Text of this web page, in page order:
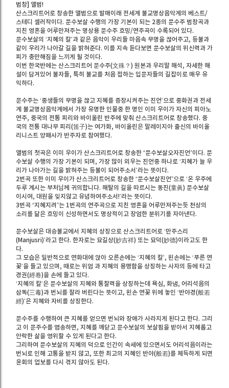
범창] 앨범!
산스크리트어로 창송한 앨범으로 발매이래 전세계 불교명상음악계의 베스트/
스테디 셀러작이다. 문수보살 수행의 가장 기본이 되는 2종의 문수주 범창곡과
지친 영혼을 어루만져주는 명상용 문수주 흐밍/연주곡이 수록되어 있다.
문수보살의 ‘지혜의 칼’과 같은 음악이 우리들 마음속 무명을 끊어주고, 등불과
같이 우리가 나아갈 길을 밝혀준다. 이를 지속 듣다보면 문수보살의 위신력과 가
피가 충만해짐을 느끼게 될 것이다.
이번 한국반에는 산스크리트어 문수주(文殊？) 원본과 우리말 해석, 자세한 해
설이 담겨있어 불자들, 특히 불교를 처음 접하는 입문자들의 길잡이로 매우 유
익하다.
문수주는 ‘중생들의 무명을 끊고 지혜를 증장시켜주는 진언’으로 중화권과 전세
계 불교명상음악계에서 가장 유명한 인물중 한 명인 이미 우이가 자신의 피아노
연주, 중국의 전통 피리와 바이올린 반주에 맞춰 산스크리트어로 창송했다. 중
국의 전통 대나무 피리(笛子)는 여가화, 바이올린은 말레이지아 출신의 바이올
리니스트 양패사가 반주자로 참여했다.
앨범의 첫곡은 이미 우이가 산스크리트어로 창송한 “문수보살오자진언”이다. 문
수보살 수행의 가장 기본이 되며, 가장 많이 외우는 진언중 하나로 ‘지혜가 늘 우
리가 나아가는 길을 밝혀주는 등불이 되어주소서’라는 뜻이다.
2번곡 또한 이미 우이가 산스크리트어로 창송한 “문수보살진언”으로 ‘온 우주에
두루 계시는 부처님께 귀의합니다. 해탈의 길을 따르시는 동진(童眞) 문수보살
이시여, 대원을 잊지않고 유념하여주소서!’라는 뜻이다.
3번곡 “지혜지려”는 1번곡의 연주곡으로 지친 영혼을 어루만져주는듯 천상의
소리를 닮은 흐밍이 신성하면서도 명상적이고 장엄한 분위기를 자아낸다.
문수보살은 대승불교에서 지혜의 상징으로 산스크리트어로 ‘만주스리
(Manjusri)’라고 한다. 한자로는 묘길상(妙吉祥) 또는 묘덕(妙德)이라고도 한
다.
그 모습은 일반적으로 연화대에 앉아 오른손에는 ‘지혜의 칼’, 왼손에는 ‘푸른 연
꽃’을 들고 있으며, 때로는 위엄 과 지혜의 용맹함을 상징하는 사자의 등에 타고
경권(經卷)을 손에 들고 있다.
‘지혜의 칼’은 문수보살의 지혜와 통찰력을 상징하는데 욕심, 화냄, 어리석음의
삼독(三毒)과 번뇌를 잘라 버린다는 뜻이고, 왼손 연꽃 위에 놓인 ‘반야경(般若
經)’은 지혜와 자비를 상징한다.
문수주를 수행하여 큰 지혜를 얻으면 번뇌와 장애가 사라지게 된다고 한다. 그리
고 이 문주수를 염송하면, 지혜를 깨닫고 문수보살의 보살핌을 받아서 지혜롭고
안락한 삶을 영위할 수 있게 된다고 한다.
그리하여 문수보살의 지혜의 덕으로 인간이 속세에 있으면서도 어리석음이라는
번뇌로 인해 고통을 받지 않고, 또한 최고의 지혜인 반야(般若)를 체득하게 되면
윤회의 업보를 다시 겪지 않아도 된다.